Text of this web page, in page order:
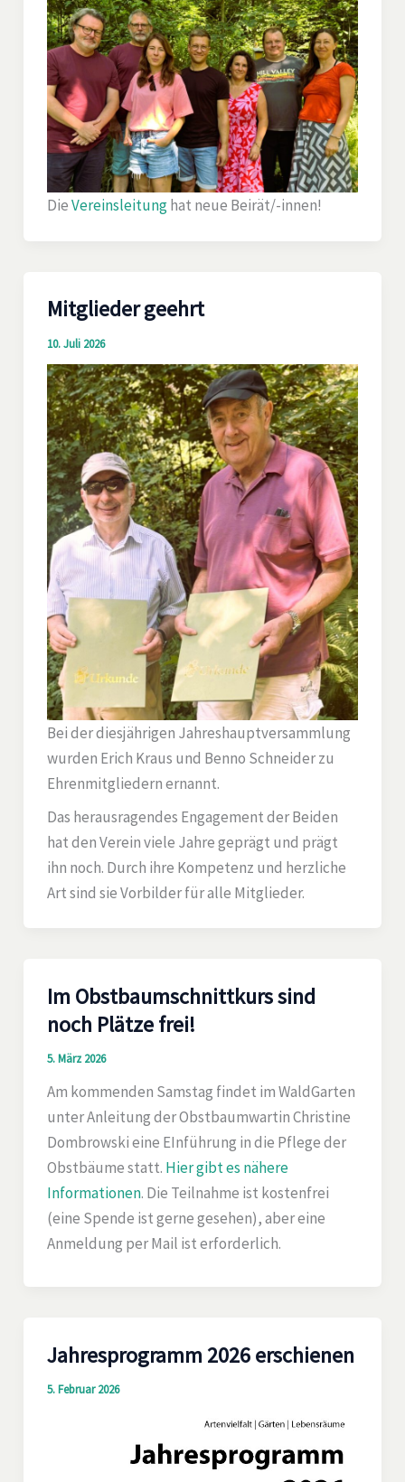
DieVereinsleitunghat neue Beirät/-innen!
Mitglieder geehrt
10. Juli 2026
Bei der diesjährigen Jahreshauptversammlung
wurden Erich Kraus und Benno Schneider zu
Ehrenmitgliedern ernannt.
Das herausragendes Engagement der Beiden
hat den Verein viele Jahre geprägt und prägt
ihn noch. Durch ihre Kompetenz und herzliche
Art sind sie Vorbilder für alle Mitglieder.
Im Obstbaumschnittkurs sind
noch Plätze frei!
5. März 2026
Am kommenden Samstag findet im WaldGarten
unter Anleitung der Obstbaumwartin Christine
Dombrowski eine EInführung in die Pflege der
Obstbäume statt. Hier gibt es nähere
Informationen. Die Teilnahme ist kostenfrei
(eine Spende ist gerne gesehen), aber eine
Anmeldung per Mail ist erforderlich.
Jahresprogramm 2026 erschienen
5. Februar 2026